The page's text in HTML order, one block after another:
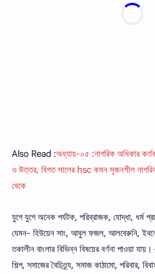
Also Read :অধ্যায়-০৫ :নাগরিক অধিকার
ও উত্তর, বিগত সালের hsc কমন সৃজনশীল নাগরিক
থেকে
যুগে যুগে অনেক পর্যটক, পরিব্রাজক, যােদ্ধা, ধর্ম
যেমন- হিউয়েন সাং, আবুল ফজল, আলবেরুনি,
তকালীন বাংলার বিভিন্ন বিষয়ের বর্ণনা পাওয়া
শিল্প, সমাজের বৈচিত্র্য, সমাজ কাঠামাে, পরিবার,